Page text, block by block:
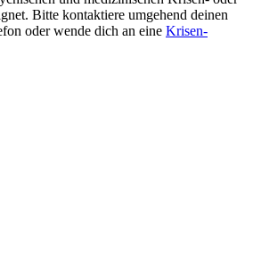
Bitte kontaktiere umgehend deinen
oder wende dich an eine Krisen-